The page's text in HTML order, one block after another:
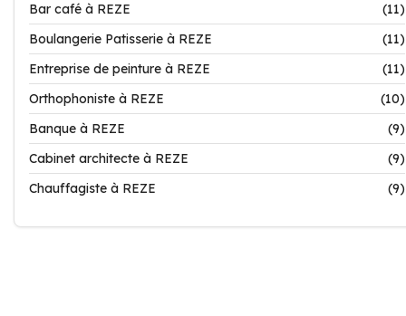
Bar café à REZE
(11)
Boulangerie Patisserie à REZE
(11)
Entreprise de peinture à REZE
(11)
Orthophoniste à REZE
(10)
Banque à REZE
(9)
Cabinet architecte à REZE
(9)
Chauffagiste à REZE
(9)